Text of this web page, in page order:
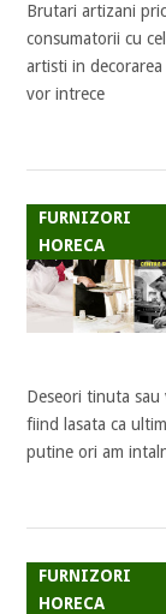
Brutari artizani
consumatorii cu
artisti in
vor intrece
FURNIZORI
HORECA
Deseori tinuta
fiind lasata ca
putine ori am
FURNIZORI
HORECA